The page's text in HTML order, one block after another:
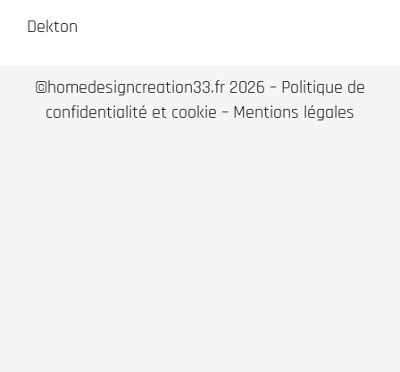
Dekton
©homedesigncreation33.fr 2026 – Politique de
confidentialité et cookie – Mentions légales